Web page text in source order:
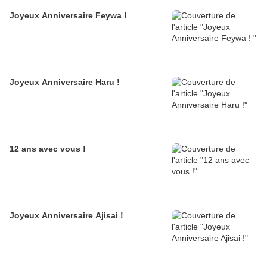
Joyeux Anniversaire Feywa !
Joyeux Anniversaire Haru !
12 ans avec vous !
Joyeux Anniversaire Ajisai !